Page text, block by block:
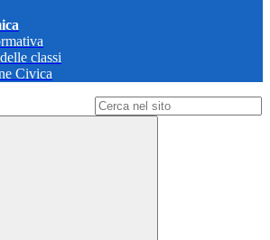
classi
Civica